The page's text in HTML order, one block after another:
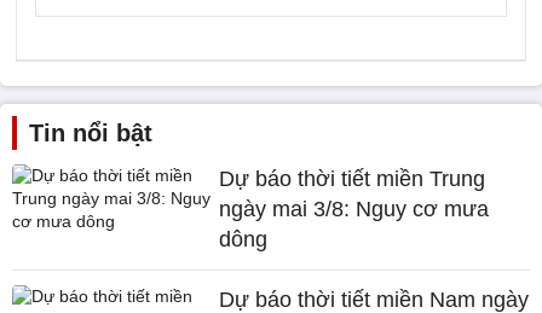
Tin nổi bật
Dự báo thời tiết miền Trung
ngày mai 3/8: Nguy cơ mưa
dông
Dự báo thời tiết miền Nam ngày